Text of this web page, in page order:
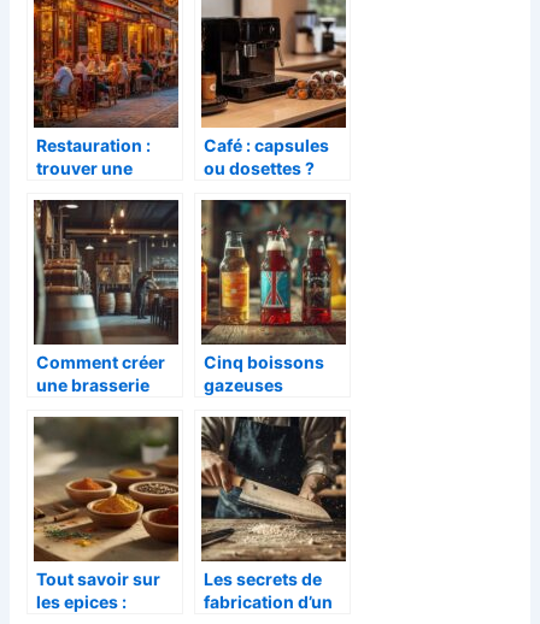
Restauration :
trouver une
à Bordeaux
Café : capsules
ou dosettes ?
réduire son
empreinte
environnemental
e
Comment créer
une brasserie
l’étude de marché
au financement
Cinq boissons
gazeuses
vous devriez
essayer : des
pepites
artisanales a
decouvrir
Tout savoir sur
les epices :
Les secrets de
fabrication d’un